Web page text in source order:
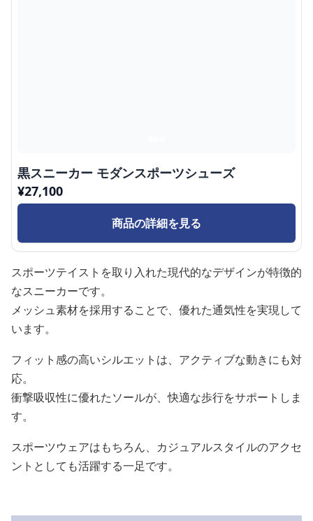
黒スニーカー モダンスポーツシューズ
¥27,100
商品の詳細を見る
スポーツテイストを取り入れた現代的なデザインが特徴的
なスニーカーです。
メッシュ素材を採用することで、優れた通気性を実現して
います。
フィット感の高いシルエットは、アクティブな動きにも対
応。
衝撃吸収性に優れたソールが、快適な歩行をサポートしま
す。
スポーツウェアはもちろん、カジュアルスタイルのアクセ
ントとしても活躍する一足です。